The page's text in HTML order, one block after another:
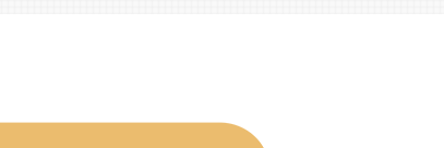
国人介護職 受け入れコスト増へ